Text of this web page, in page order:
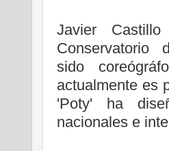
Javier
sido
actualmente es
'Poty' ha
nacionales e